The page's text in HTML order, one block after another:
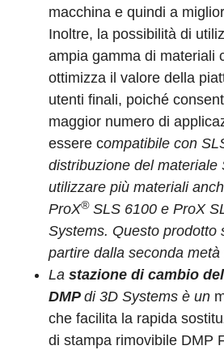
macchina e quindi a
Inoltre, la possibilità di
ampia gamma di materiali
ottimizza il valore della
utenti finali, poiché
maggior numero di
essere compatibile con
distribuzione del materiale
utilizzare più materiali
ProX®SLS 6100 e ProX
Systems. Questo prodotto
partire dalla seconda metà
La stazione di cambio
DMP di 3D Systems è un
che facilita la rapida
di stampa rimovibile DMP